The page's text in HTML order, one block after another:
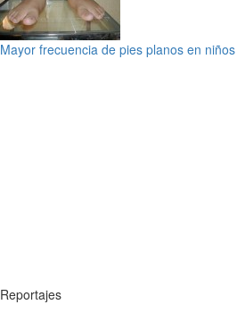
Mayor frecuencia de pies planos en
Reportajes